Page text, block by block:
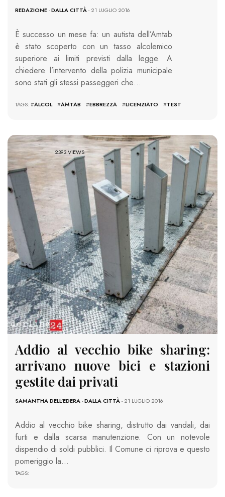
REDAZIONE-DALLA CITTÀ- 21 LUGLIO 2016
È successo un mese fa: un autista dell’Amtab
è stato scoperto con un tasso alcolemico
superiore ai limiti previsti dalla legge. A
chiedere l’intervento della polizia municipale
sono stati gli stessi passeggeri che…
TAGS: #ALCOL #AMTAB #EBBREZZA #LICENZIATO #TEST
2393 VIEWS
Addio al vecchio bike sharing:
arrivano nuove bici e stazioni
gestite dai privati
SAMANTHA DELL'EDERA-DALLA CITTÀ- 21 LUGLIO 2016
Addio al vecchio bike sharing, distrutto dai vandali, dai
furti e dalla scarsa manutenzione. Con un notevole
dispendio di soldi pubblici. Il Comune ci riprova e questo
pomeriggio la…
TAGS: